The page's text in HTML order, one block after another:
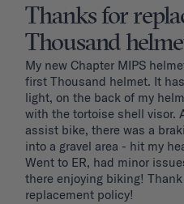
Thanks for
Thousand
My new Chapter MIPS
first Thousand helmet. It
light, on the back of my
with the tortoise shell visor.
assist bike, there was a
into a gravel area - hit my
Went to ER, had minor
there enjoying biking!
replacement policy!